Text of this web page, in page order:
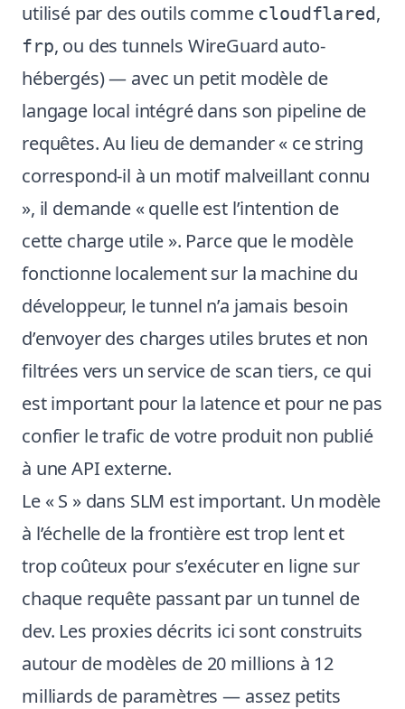
utilisé par des outils comme cloudflared,
frp, ou des tunnels WireGuard auto-
hébergés) — avec un petit modèle de
langage local intégré dans son pipeline de
requêtes. Au lieu de demander « ce string
correspond-il à un motif malveillant connu
», il demande « quelle est l’intention de
cette charge utile ». Parce que le modèle
fonctionne localement sur la machine du
développeur, le tunnel n’a jamais besoin
d’envoyer des charges utiles brutes et non
filtrées vers un service de scan tiers, ce qui
est important pour la latence et pour ne pas
confier le trafic de votre produit non publié
à une API externe.
Le « S » dans SLM est important. Un modèle
à l’échelle de la frontière est trop lent et
trop coûteux pour s’exécuter en ligne sur
chaque requête passant par un tunnel de
dev. Les proxies décrits ici sont construits
autour de modèles de 20 millions à 12
milliards de paramètres — assez petits